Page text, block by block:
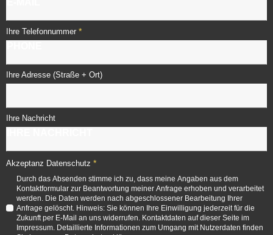
Ihre Telefonnummer *
Ihre Adresse (Straße + Ort)
Ihre Nachricht
Akzeptanz Datenschutz *
Durch das Absenden stimme ich zu, dass meine Angaben aus dem
Kontaktformular zur Beantwortung meiner Anfrage erhoben und verarbeitet
werden. Die Daten werden nach abgeschlossener Bearbeitung Ihrer
Anfrage gelöscht. Hinweis: Sie können Ihre Einwilligung jederzeit für die
Zukunft per E-Mail an uns widerrufen. Kontaktdaten auf dieser Seite im
Impressum. Detaillierte Informationen zum Umgang mit Nutzerdaten finden